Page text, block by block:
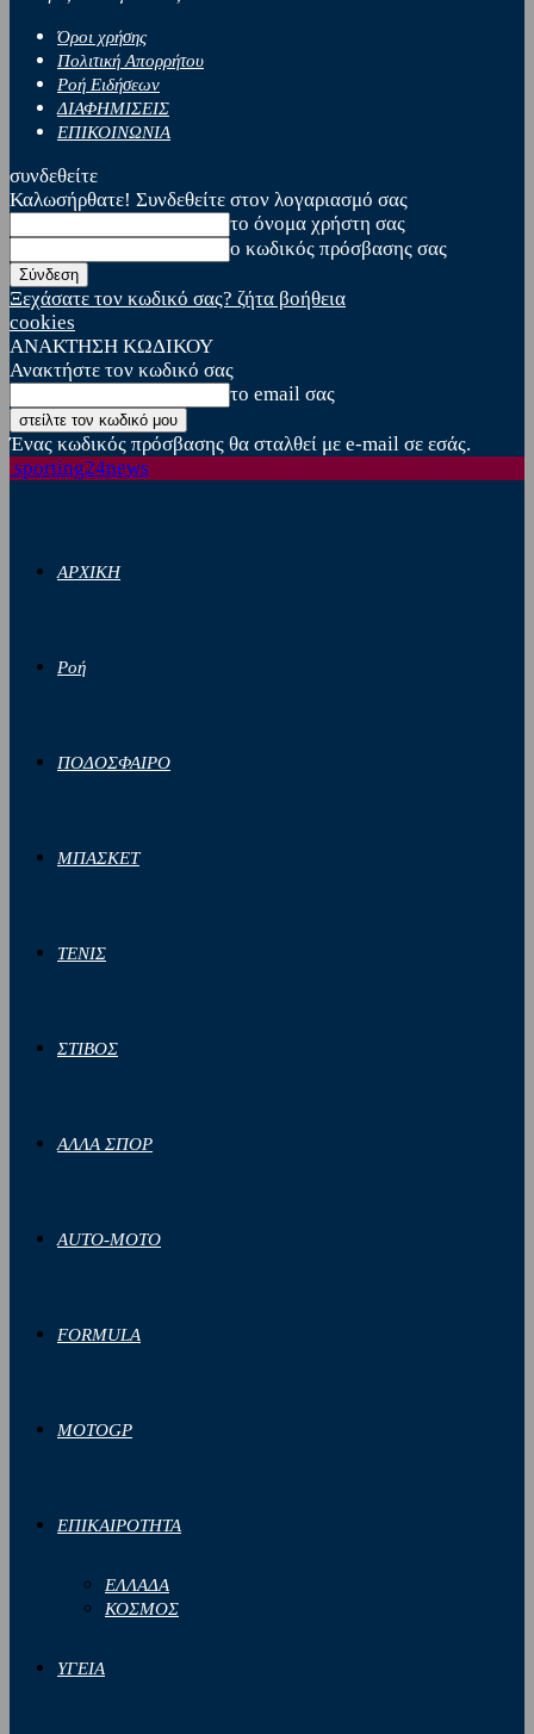
Όροι χρήσης
Πολιτική Απορρήτου
Ροή Ειδήσεων
ΔΙΑΦΗΜΙΣΕΙΣ
ΕΠΙΚΟΙΝΩΝΙΑ
συνδεθείτε
Καλωσήρθατε! Συνδεθείτε στον λογαριασμό σας
το όνομα χρήστη σας
ο κωδικός πρόσβασης σας
Ξεχάσατε τον κωδικό σας? ζήτα βοήθεια
cookies
ΑΝΑΚΤΗΣΗ ΚΩΔΙΚΟΥ
Ανακτήστε τον κωδικό σας
το email σας
Ένας κωδικός πρόσβασης θα σταλθεί με e-mail σε εσάς.
sporting24news
ΑΡΧΙΚΗ
Ροή
ΠΟΔΟΣΦΑΙΡΟ
ΜΠΑΣΚΕΤ
ΤΕΝΙΣ
ΣΤΙΒΟΣ
ΑΛΛΑ ΣΠΟΡ
AUTO-MOTO
FORMULA
MOTOGP
ΕΠΙΚΑΙΡΟΤΗΤΑ
ΕΛΛΑΔΑ
ΚΟΣΜΟΣ
ΥΓΕΙΑ